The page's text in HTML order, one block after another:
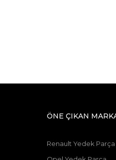
ÖNE ÇIKAN
Renault Yedek Parça